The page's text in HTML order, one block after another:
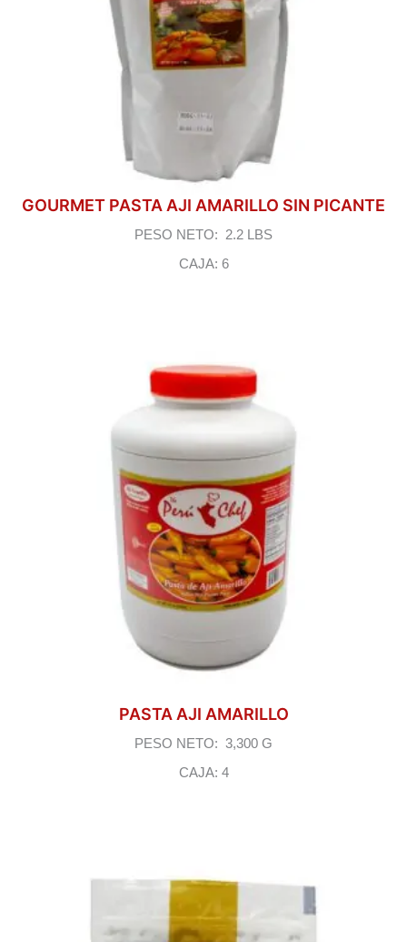
GOURMET PASTA AJI AMARILLO SIN PICANTE
PESO NETO: 2.2 LBS
CAJA: 6
PASTA AJI AMARILLO
PESO NETO: 3,300 G
CAJA: 4